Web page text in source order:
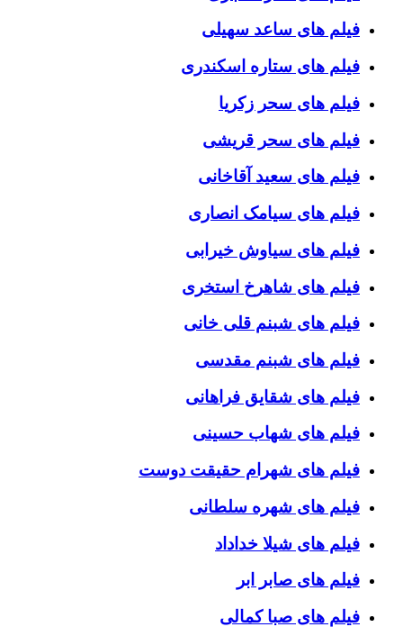
فیلم های ساعد سهیلی
فیلم های ستاره اسکندری
فیلم های سحر زکریا
فیلم های سحر قریشی
فیلم های سعید آقاخانی
فیلم های سیامک انصاری
فیلم های سیاوش خیرابی
فیلم های شاهرخ استخری
فیلم های شبنم قلی خانی
فیلم های شبنم مقدسی
فیلم های شقایق فراهانی
فیلم های شهاب حسینی
فیلم های شهرام حقیقت دوست
فیلم های شهره سلطانی
فیلم های شیلا خداداد
فیلم های صابر ابر
فیلم های صبا کمالی